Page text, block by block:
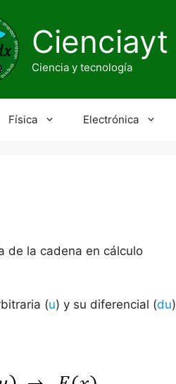
Cienciayt
Ciencia y tecnología
Física Electrónica
de la cadena en cálculo
(u) y su diferencial (du)